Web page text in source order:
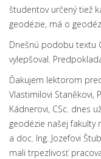
študentov určený tiež
geodézie, má o
Dnešnú podobu textu
vylepšoval.
Ďakujem lektorom
Vlastimilovi Staněkovi,
Kádnerovi, CSc. dnes
geodézie našej fakulty
a doc. Ing. Jozefovi
mali trpezlivosť